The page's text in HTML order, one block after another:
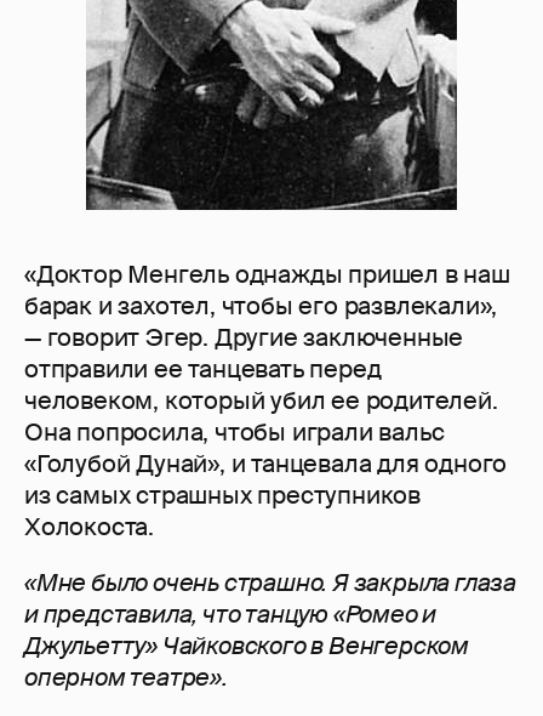
«Доктор Менгель однажды пришел в наш
барак и захотел, чтобы его развлекали»,
— говорит Эгер. Другие заключенные
отправили ее танцевать перед
человеком, который убил ее родителей.
Она попросила, чтобы играли вальс
«Голубой Дунай», и танцевала для одного
из самых страшных преступников
Холокоста.
«Мне было очень страшно. Я закрыла глаза
и представила, что танцую «Ромео и
Джульетту» Чайковского в Венгерском
оперном театре».